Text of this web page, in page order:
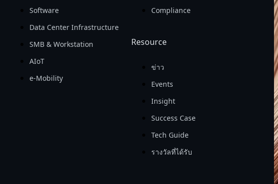
Software
Data Center Infrastructure
SMB & Workstation
AIoT
e-Mobility
Compliance
Resource
ข่าว
Events
Insight
Success Case
Tech Guide
รางวัลที่ได้รับ